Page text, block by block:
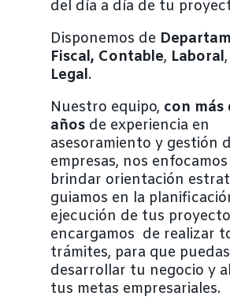
del día a día de tu
Disponemos de
Fiscal, Contable, Laboral,
Legal.
Nuestro equipo, con más
años de experiencia en
asesoramiento y gestión
empresas, nos
brindar orientación
guiamos en la
ejecución de tus
encargamos de realizar
trámites, para que puedas
desarrollar tu negocio y
tus metas empresariales.